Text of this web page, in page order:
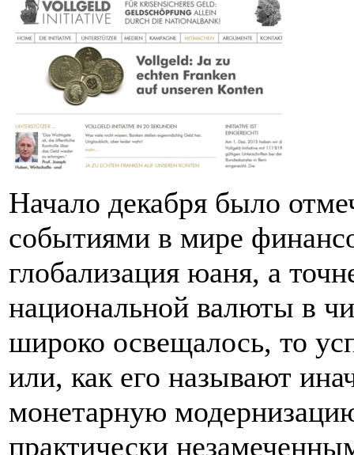
Начало декабря было
событиями в мире
глобализация юаня, а
национальной валюты в
широко освещалось, то
или, как его называют
монетарную
практически